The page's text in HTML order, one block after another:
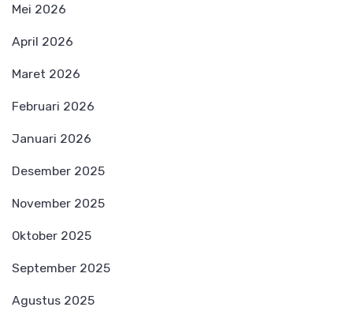
Mei 2026
April 2026
Maret 2026
Februari 2026
Januari 2026
Desember 2025
November 2025
Oktober 2025
September 2025
Agustus 2025